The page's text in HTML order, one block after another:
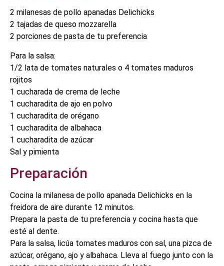
2 milanesas de pollo apanadas Delichicks
2 tajadas de queso mozzarella
2 porciones de pasta de tu preferencia
Para la salsa:
1/2 lata de tomates naturales o 4 tomates maduros
rojitos
1 cucharada de crema de leche
1 cucharadita de ajo en polvo
1 cucharadita de orégano
1 cucharadita de albahaca
1 cucharadita de azúcar
Sal y pimienta
Preparación
Cocina la milanesa de pollo apanada Delichicks en la
freidora de aire durante 12 minutos.
Prepara la pasta de tu preferencia y cocina hasta que
esté al dente.
Para la salsa, licúa tomates maduros con sal, una pizca de
azúcar, orégano, ajo y albahaca. Lleva al fuego junto con la